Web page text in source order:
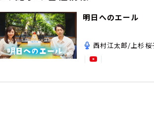
明日へのエール
西村江太郎/上杉